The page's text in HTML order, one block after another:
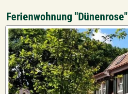
Ferienwohnung "Dünenrose"